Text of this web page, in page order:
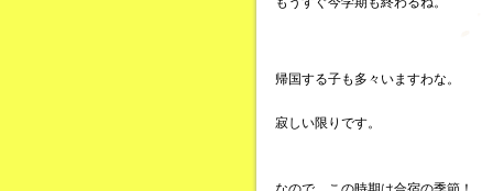
帰国する子も多々いますわな。
寂しい限りです。